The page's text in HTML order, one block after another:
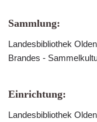
Sammlung:
Landesbibliothek
Brandes -
Einrichtung:
Landesbibliothek